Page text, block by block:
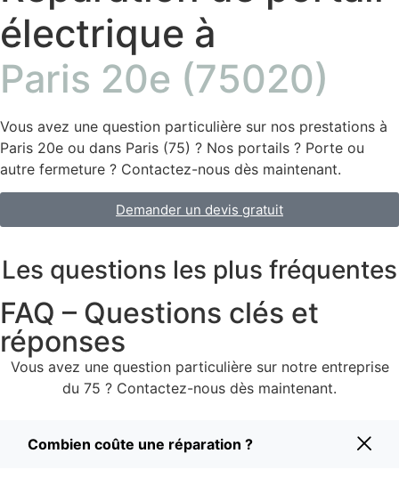
électrique à
Paris 20e (75020)
Vous avez une question particulière sur nos prestations à
Paris 20e ou dans Paris (75) ? Nos portails ? Porte ou
autre fermeture ? Contactez-nous dès maintenant.
Demander un devis gratuit
Les questions les plus fréquentes
FAQ – Questions clés et
réponses
Vous avez une question particulière sur notre entreprise
du 75 ? Contactez-nous dès maintenant.
Combien coûte une réparation ?